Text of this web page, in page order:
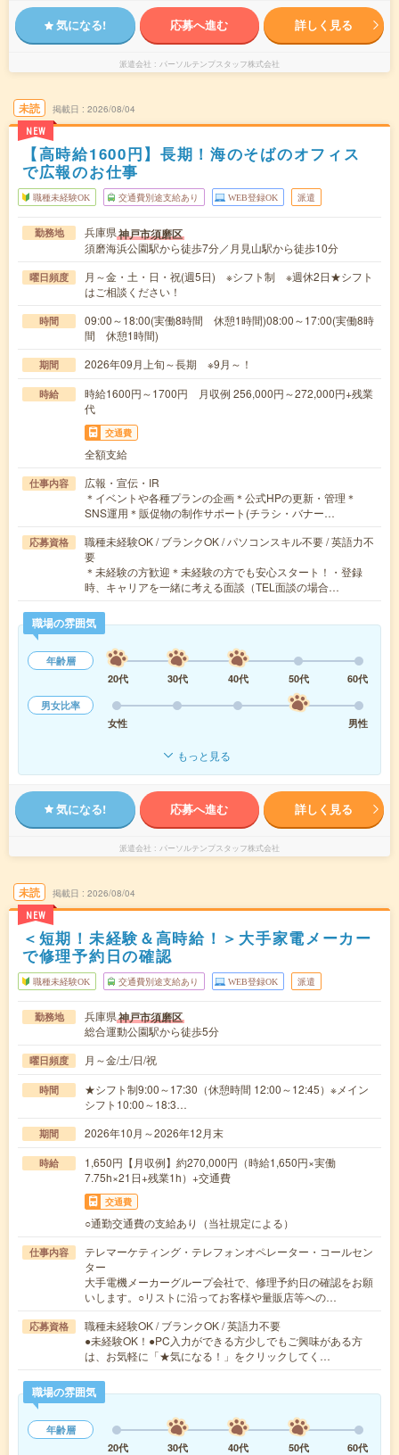
気になる! 応募へ進む 詳しく見る
派遣会社 パーソルテンプスタッフ株式会社
未読
NEW
掲載日 2026/08/04
【高時給1600円】長期！海のそばのオフィス
で広報のお仕事
職種未経験OK 交通費別途支給あり WEB登録OK 派遣
勤務地 兵庫県神戸市須磨区
須磨海浜公園駅から徒歩7分／月見山駅から徒歩10分
曜日頻度
月～金・土・日・祝(週5日) ※シフト制 ※週休2日★シフト
はご相談ください！
時間
09:00～18:00(実働8時間 休憩1時間)08:00～17:00(実働8時
間 休憩1時間)
期間 2026年09月上旬～長期 ※9月～！
時給
時給1600円～1700円 月収例 256,000円～272,000円+残業
代
交通費
全額支給
仕事内容
広報・宣伝・IR
＊イベントや各種プランの企画＊公式HPの更新・管理＊
SNS運用＊販促物の制作サポート(チラシ・バナー…
応募資格
職種未経験OK / ブランクOK / パソコンスキル不要 / 英語力不
要
＊未経験の方歓迎＊未経験の方でも安心スタート！・登録
時、キャリアを一緒に考える面談（TEL面談の場合…
職場の雰囲気
年齢層
20代
30代 40代 50代
60代
男女比率
女性
男性
もっと見る
気になる! 応募へ進む 詳しく見る
派遣会社 パーソルテンプスタッフ株式会社
未読
NEW
掲載日 2026/08/04
＜短期！未経験＆高時給！＞大手家電メーカー
で修理予約日の確認
職種未経験OK 交通費別途支給あり WEB登録OK 派遣
勤務地 兵庫県神戸市須磨区
総合運動公園駅から徒歩5分
曜日頻度 月～金/土/日/祝
時間
★シフト制9:00～17:30（休憩時間 12:00～12:45）※メイン
シフト10:00～18:3…
期間 2026年10月～2026年12月末
時給
1,650円【月収例】約270,000円（時給1,650円×実働
7.75h×21日+残業1h）+交通費
交通費
○通勤交通費の支給あり（当社規定による）
仕事内容
テレマーケティング・テレフォンオペレーター・コールセン
ター
大手電機メーカーグループ会社で、修理予約日の確認をお願
いします。○リストに沿ってお客様や量販店等への…
応募資格
職種未経験OK / ブランクOK / 英語力不要
●未経験OK！●PC入力ができる方少しでもご興味がある方
は、お気軽に「★気になる！」をクリックしてく…
職場の雰囲気
年齢層
20代
30代 40代 50代 60代